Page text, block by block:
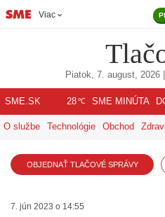
Viac
Piatok, 7. august, 2026
SME.SK 28℃ SME MINÚTA
O službe Technológie Obchod
OBJEDNAŤ TLAČOVÉ SPRÁVY
7. jún 2023 o 14:55